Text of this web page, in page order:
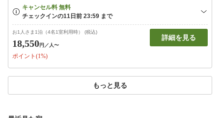
お1人さま1泊（4名1室利用時） (税込)
18,550円 ／人〜
ポイント(1%)
詳細を見る
もっと見る